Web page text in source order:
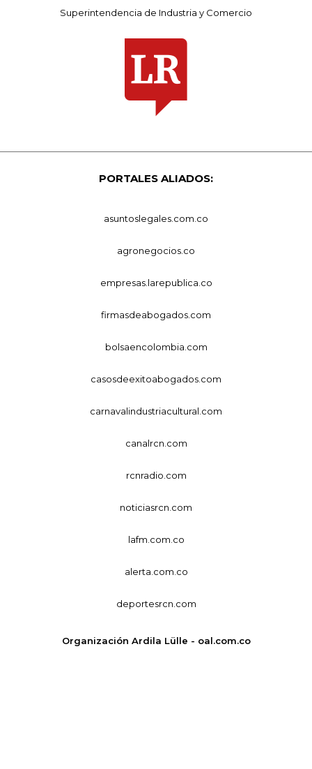
Superintendencia de Industria y Comercio
PORTALES ALIADOS:
asuntoslegales.com.co
agronegocios.co
empresas.larepublica.co
firmasdeabogados.com
bolsaencolombia.com
casosdeexitoabogados.com
carnavalindustriacultural.com
canalrcn.com
rcnradio.com
noticiasrcn.com
lafm.com.co
alerta.com.co
deportesrcn.com
Organización Ardila Lülle - oal.com.co